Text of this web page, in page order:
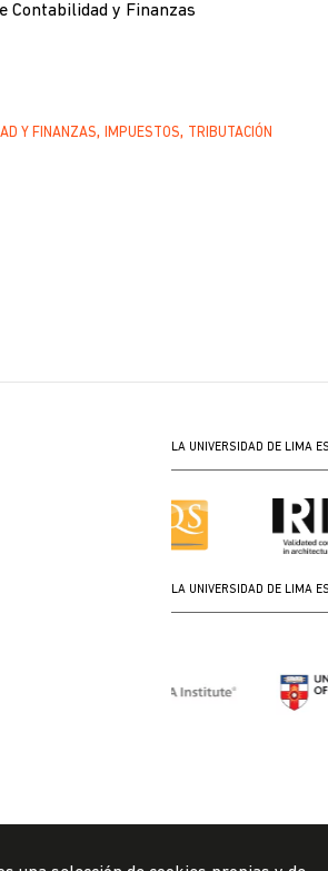
Contabilidad y Finanzas
Y FINANZAS IMPUESTOS TRIBUTACIÓN
LA UNIVERSIDAD DE LIMA
LA UNIVERSIDAD DE LIMA